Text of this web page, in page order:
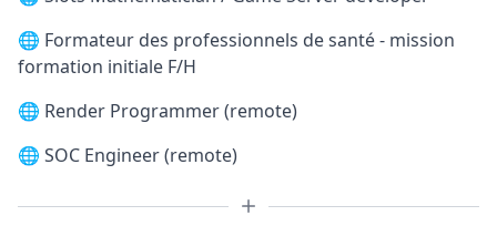
🌐 Formateur des professionnels de santé - mission
formation initiale F/H
🌐 Render Programmer (remote)
🌐 SOC Engineer (remote)